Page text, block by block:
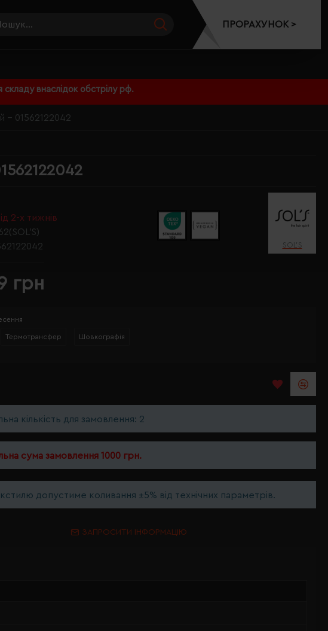
внаслідок обстрілу рф.
ПРОРАХУНОК >
- 01562122042
2-х тижнів
SOL’S
грн
Термотрансфер Шовкографія
кількість для замовлення: 2
сума замовлення 1000 грн.
допустиме коливання ±5% від технічних параметрів.
ЗАПРОСИТИ ІНФОРМАЦІЮ